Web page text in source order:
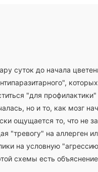
суток до начала
"для профилактики"
но и то, как мозг
ощущается то, что не
"тревогу" на аллерген
на условную
схемы есть